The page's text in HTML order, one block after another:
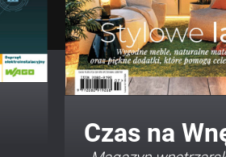
Twój Dom